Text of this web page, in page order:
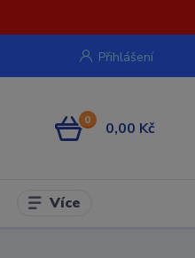
Přihlášení
0 0,00 Kč
Více